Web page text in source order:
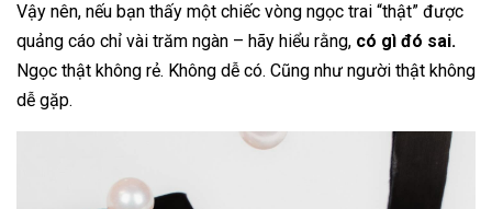
Vậy nên, nếu bạn thấy một chiếc vòng ngọc trai “thật” được
quảng cáo chỉ vài trăm ngàn – hãy hiểu rằng, có gì đó sai.
Ngọc thật không rẻ. Không dễ có. Cũng như người thật không
dễ gặp.